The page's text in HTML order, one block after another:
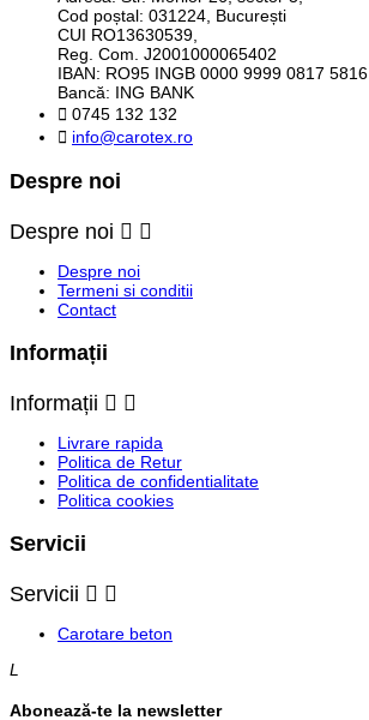
Cod poștal: 031224, București
CUI RO13630539,
Reg. Com. J2001000065402
IBAN: RO95 INGB 0000 9999 0817 5816
Bancă: ING BANK
 0745 132 132
 info@carotex.ro
Despre noi
Despre noi  
Despre noi
Termeni si conditii
Contact
Informații
Informații  
Livrare rapida
Politica de Retur
Politica de confidentialitate
Politica cookies
Servicii
Servicii  
Carotare beton
L
Abonează-te la newsletter